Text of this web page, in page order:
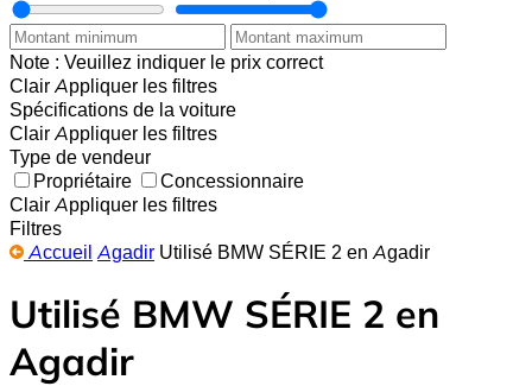
Note : Veuillez indiquer le prix correct
Clair Appliquer les filtres
Spécifications de la voiture
Clair Appliquer les filtres
Type de vendeur
Propriétaire
Concessionnaire
Clair Appliquer les filtres
Filtres
Accueil Agadir Utilisé BMW SÉRIE 2 en Agadir
Utilisé BMW SÉRIE 2 en
Agadir